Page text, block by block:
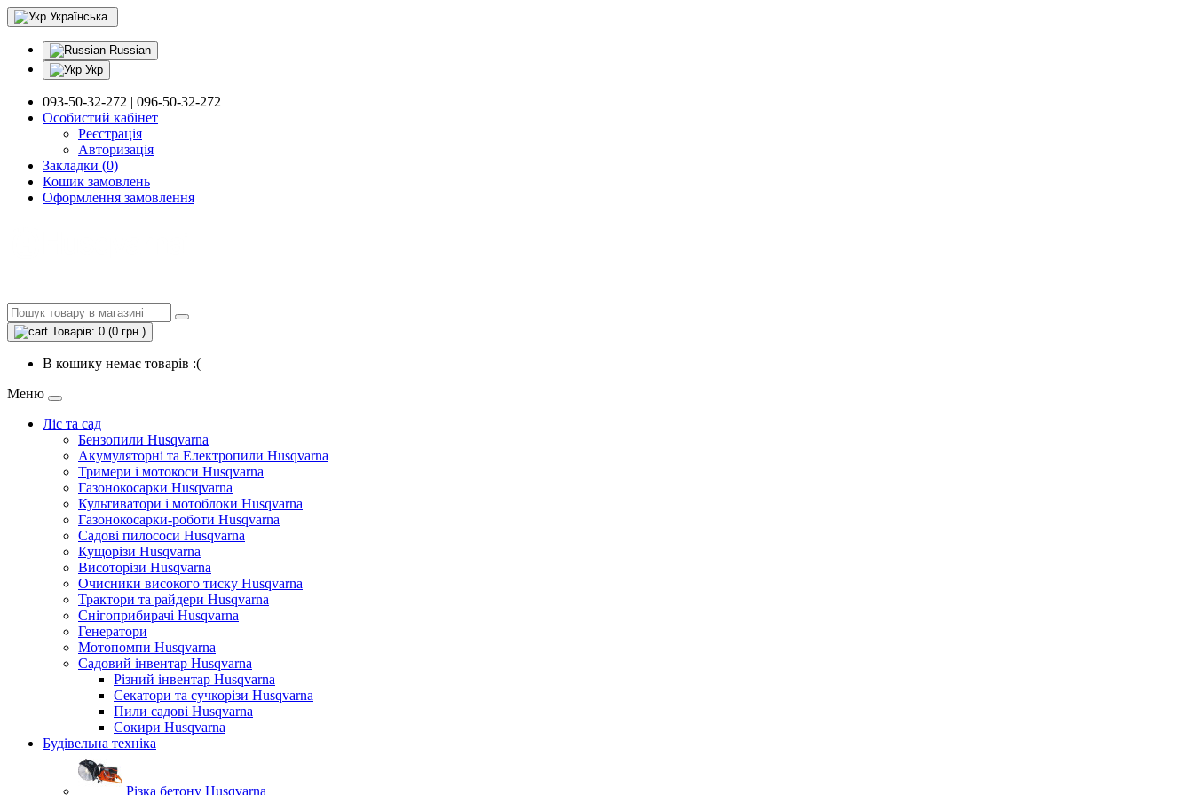
Українська
Russian
Укр
093-50-32-272 | 096-50-32-272
Особистий кабінет
Реєстрація
Авторизація
Закладки (0)
Кошик замовлень
Оформлення замовлення
Товарів: 0 (0 грн.)
В кошику немає товарів :(
Меню
Ліс та сад
Бензопили Husqvarna
Акумуляторні та Електропили Husqvarna
Тримери і мотокоси Husqvarna
Газонокосарки Husqvarna
Культиватори і мотоблоки Husqvarna
Газонокосарки-роботи Husqvarna
Садові пилососи Husqvarna
Кущорізи Husqvarna
Висоторізи Husqvarna
Очисники високого тиску Husqvarna
Трактори та райдери Husqvarna
Снігоприбирачі Husqvarna
Генератори
Мотопомпи Husqvarna
Садовий інвентар Husqvarna
Різний інвентар Husqvarna
Секатори та сучкорізи Husqvarna
Пили садові Husqvarna
Сокири Husqvarna
Будівельна техніка
Різка бетону Husqvarna